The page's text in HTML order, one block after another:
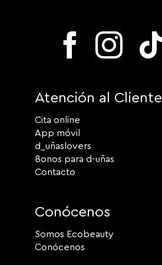
Atención al Cliente
Cita online
App móvil
d_uñaslovers
Bonos para d-uñas
Contacto
Conócenos
Somos Ecobeauty
Conócenos